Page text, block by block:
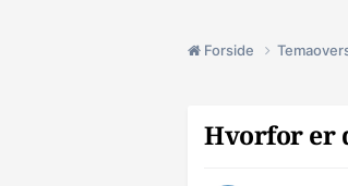
Forside
Hvorfor er